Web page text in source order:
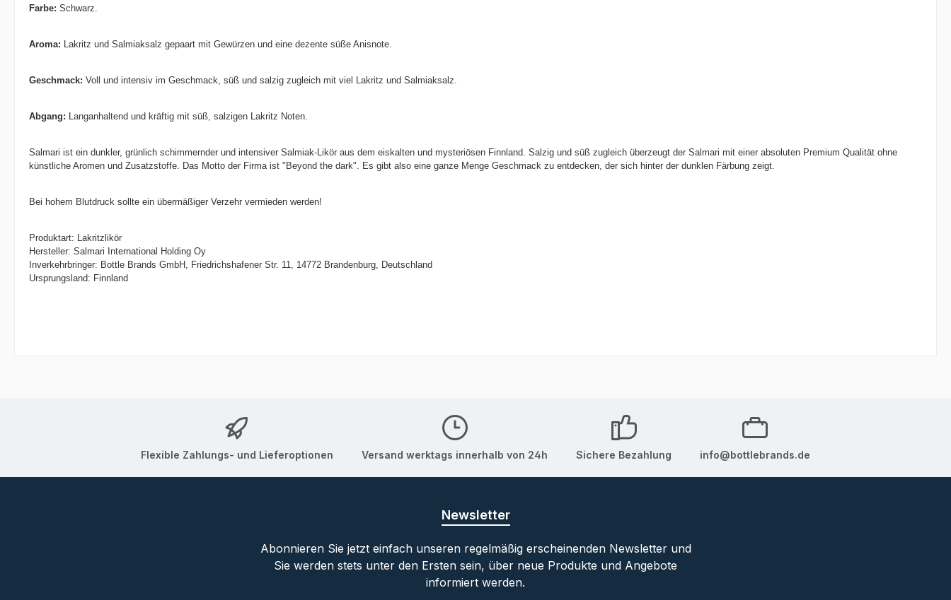
Farbe: Schwarz.
Aroma: Lakritz und Salmiaksalz gepaart mit Gewürzen und eine dezente süße Anisnote.
Geschmack: Voll und intensiv im Geschmack, süß und salzig zugleich mit viel Lakritz und Salmiaksalz.
Abgang: Langanhaltend und kräftig mit süß, salzigen Lakritz Noten.
Salmari ist ein dunkler, grünlich schimmernder und intensiver Salmiak-Likör aus dem eiskalten und mysteriösen Finnland. Salzig und süß zugleich überzeugt der Salmari mit einer absoluten Premium Qualität ohne
künstliche Aromen und Zusatzstoffe. Das Motto der Firma ist "Beyond the dark". Es gibt also eine ganze Menge Geschmack zu entdecken, der sich hinter der dunklen Färbung zeigt.
Bei hohem Blutdruck sollte ein übermäßiger Verzehr vermieden werden!
Produktart: Lakritzlikör
Hersteller: Salmari International Holding Oy
Inverkehrbringer: Bottle Brands GmbH, Friedrichshafener Str. 11, 14772 Brandenburg, Deutschland
Ursprungsland: Finnland
Flexible Zahlungs- und Lieferoptionen Versand werktags innerhalb von 24h Sichere Bezahlung info@bottlebrands.de
Newsletter
Abonnieren Sie jetzt einfach unseren regelmäßig erscheinenden Newsletter und
Sie werden stets unter den Ersten sein, über neue Produkte und Angebote
informiert werden.